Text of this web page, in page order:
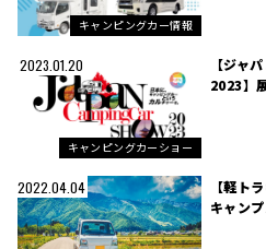
キャンピングカー情報
2023.01.20
キャンピングカーショー
【ジャ
2023】
2022.04.04
【軽ト
キャン